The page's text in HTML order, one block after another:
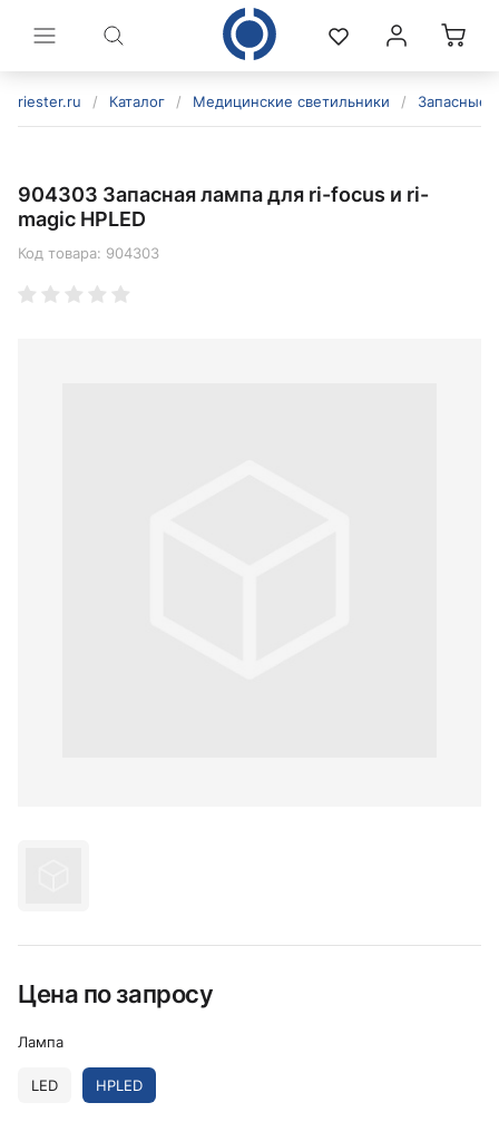
riester.ru / Каталог / Медицинские светильники / Запасные
904303 Запасная лампа для ri-focus и ri-
magic HPLED
Код товара: 904303
Цена по запросу
Лампа
LED HPLED